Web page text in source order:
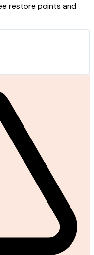
restore points and